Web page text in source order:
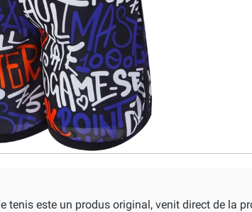
tenis este un produs original, venit direct de la